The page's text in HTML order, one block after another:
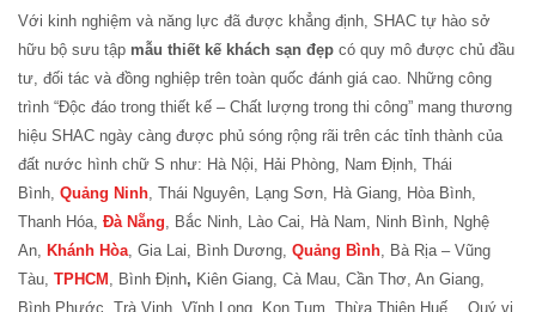
Với kinh nghiệm và năng lực đã được khẳng định, SHAC tự hào sở
hữu bộ sưu tập mẫu thiết kế khách sạn đẹp có quy mô được chủ đầu
tư, đối tác và đồng nghiệp trên toàn quốc đánh giá cao. Những công
trình “Độc đáo trong thiết kế – Chất lượng trong thi công” mang thương
hiệu SHAC ngày càng được phủ sóng rộng rãi trên các tỉnh thành của
đất nước hình chữ S như: Hà Nội, Hải Phòng, Nam Định, Thái
Bình, Quảng Ninh , Thái Nguyên, Lạng Sơn, Hà Giang, Hòa Bình,
Thanh Hóa, Đà Nẵng , Bắc Ninh, Lào Cai, Hà Nam, Ninh Bình, Nghệ
An, Khánh Hòa , Gia Lai, Bình Dương, Quảng Bình , Bà Rịa – Vũng
Tàu, TPHCM , Bình Định, Kiên Giang, Cà Mau, Cần Thơ, An Giang,
Bình Phước, Trà Vinh, Vĩnh Long, Kon Tum, Thừa Thiên Huế… Quý vị